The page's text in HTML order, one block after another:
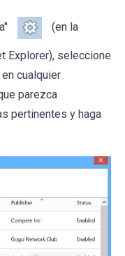
(en la
Explorer), seleccione
cualquier
parezca
pertinentes y haga